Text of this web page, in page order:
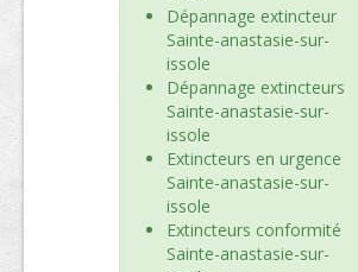
Dépannage extincteur
Sainte-anastasie-sur-
issole
Dépannage extincteurs
Sainte-anastasie-sur-
issole
Extincteurs en urgence
Sainte-anastasie-sur-
issole
Extincteurs conformité
Sainte-anastasie-sur-